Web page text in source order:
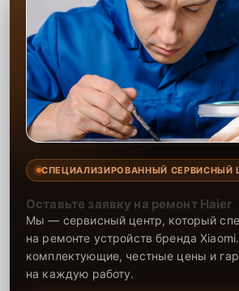
СПЕЦИАЛИЗИРОВАННЫЙ СЕРВИСНЫЙ
Оставьте заявку на ремонт Haier
Мы — сервисный центр, который
на ремонте устройств бренда
комплектующие, честные цены и
на каждую работу.